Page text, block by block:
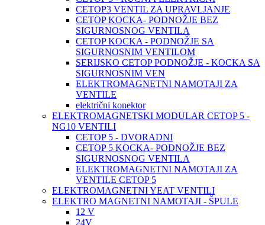
CETOP3 VENTIL ZA UPRAVLJANJE
CETOP KOCKA- PODNOŽJE BEZ
SIGURNOSNOG VENTILA
CETOP KOCKA - PODNOŽJE SA
SIGURNOSNIM VENTILOM
SERIJSKO CETOP PODNOŽJE - KOCKA SA
SIGURNOSNIM VEN
ELEKTROMAGNETNI NAMOTAJI ZA
VENTILE
električni konektor
ELEKTROMAGNETSKI MODULAR CETOP 5 -
NG10 VENTILI
CETOP 5 - DVORADNI
CETOP 5 KOCKA- PODNOŽJE BEZ
SIGURNOSNOG VENTILA
ELEKTROMAGNETNI NAMOTAJI ZA
VENTILE CETOP 5
ELEKTROMAGNETNI YEAT VENTILI
ELEKTRO MAGNETNI NAMOTAJI - ŠPULE
12 V
24V